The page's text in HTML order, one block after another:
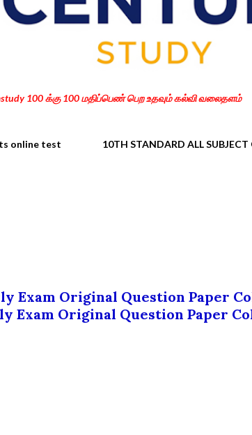
100 க்கு 100 மதிப்பெண் பெற உதவும் கல்வி வலைதளம்
online test 10TH STANDARD ALL
Exam Original Question Paper
Exam Original Question Paper